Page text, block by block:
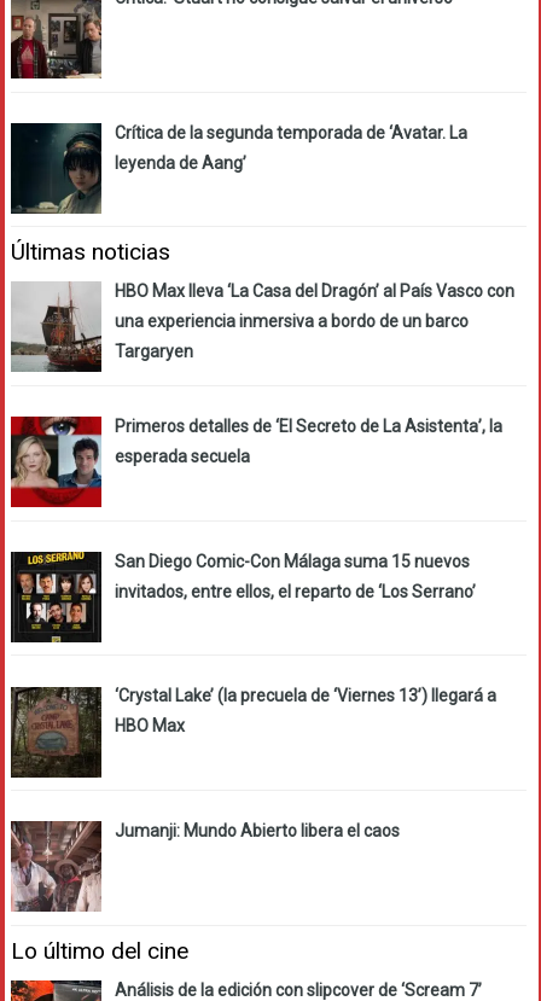
Crítica de la segunda temporada de ‘Avatar. La
leyenda de Aang’
Últimas noticias
HBO Max lleva ‘La Casa del Dragón’ al País Vasco con
una experiencia inmersiva a bordo de un barco
Targaryen
Primeros detalles de ‘El Secreto de La Asistenta’, la
esperada secuela
San Diego Comic-Con Málaga suma 15 nuevos
invitados, entre ellos, el reparto de ‘Los Serrano’
‘Crystal Lake’ (la precuela de ‘Viernes 13’) llegará a
HBO Max
Jumanji: Mundo Abierto libera el caos
Lo último del cine
Análisis de la edición con slipcover de ‘Scream 7’